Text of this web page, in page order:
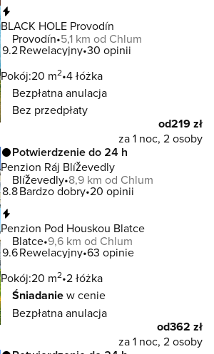
BLACK HOLE Provodín
Provodín 5,1 km od Chlum
9.2Rewelacyjny 30 opinii
Pokój:20 m2 4 łóżka
Bezpłatna anulacja
Bez przedpłaty
od219 zł
za 1 noc, 2 osoby
Potwierdzenie do 24 h
Penzion Ráj Blíževedly
Blíževedly 8,9 km od Chlum
8.8Bardzo dobry 20 opinii
Penzion Pod Houskou Blatce
Blatce 9,6 km od Chlum
9.6Rewelacyjny 63 opinie
Pokój:20 m2 2 łóżka
Śniadaniew cenie
Bezpłatna anulacja
od362 zł
za 1 noc, 2 osoby